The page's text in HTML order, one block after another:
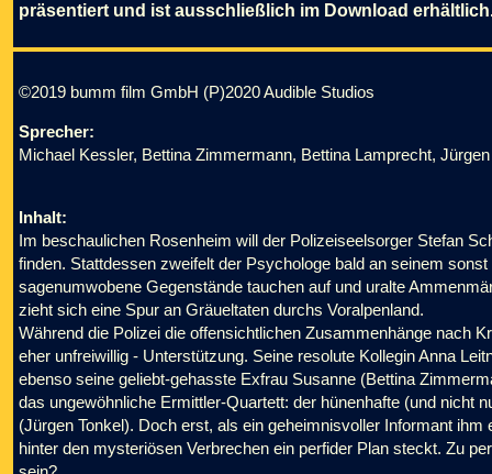
präsentiert und ist ausschließlich im Download
©2019 bumm film GmbH (P)2020 Audible Studios
Sprecher:
Michael Kessler, Bettina Zimmermann, Bettina Lamprecht,
Inhalt:
Im beschaulichen Rosenheim will der Polizeiseelsorger Stefan
finden. Stattdessen zweifelt der Psychologe bald an seinem
sagenumwobene Gegenstände tauchen auf und uralte
zieht sich eine Spur an Gräueltaten durchs Voralpenland.
Während die Polizei die offensichtlichen Zusammenhänge nach
eher unfreiwillig - Unterstützung. Seine resolute Kollegin Anna
ebenso seine geliebt-gehasste Exfrau Susanne (Bettina
das ungewöhnliche Ermittler-Quartett: der hünenhafte (und nicht
(Jürgen Tonkel). Doch erst, als ein geheimnisvoller Informant
hinter den mysteriösen Verbrechen ein perfider Plan steckt. Zu